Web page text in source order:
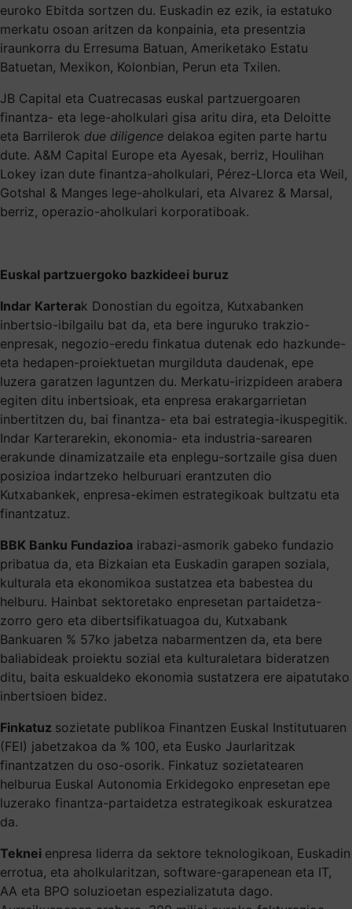
euroko Ebitda sortzen du. Euskadin ez ezik, ia estatuko
merkatu osoan aritzen da konpainia, eta presentzia
iraunkorra du Erresuma Batuan, Ameriketako Estatu
Batuetan, Mexikon, Kolonbian, Perun eta Txilen.
JB Capital eta Cuatrecasas euskal partzuergoaren
finantza- eta lege-aholkulari gisa aritu dira, eta Deloitte
eta Barrilerok due diligence delakoa egiten parte hartu
dute. A&M Capital Europe eta Ayesak, berriz, Houlihan
Lokey izan dute finantza-aholkulari, Pérez-Llorca eta Weil,
Gotshal & Manges lege-aholkulari, eta Alvarez & Marsal,
berriz, operazio-aholkulari korporatiboak.
Euskal partzuergoko bazkideei buruz
Indar Karterak Donostian du egoitza, Kutxabanken
inbertsio-ibilgailu bat da, eta bere inguruko trakzio-
enpresak, negozio-eredu finkatua dutenak edo hazkunde-
eta hedapen-proiektuetan murgilduta daudenak, epe
luzera garatzen laguntzen du. Merkatu-irizpideen arabera
egiten ditu inbertsioak, eta enpresa erakargarrietan
inbertitzen du, bai finantza- eta bai estrategia-ikuspegitik.
Indar Karterarekin, ekonomia- eta industria-sarearen
erakunde dinamizatzaile eta enplegu-sortzaile gisa duen
posizioa indartzeko helburuari erantzuten dio
Kutxabankek, enpresa-ekimen estrategikoak bultzatu eta
finantzatuz.
BBK Banku Fundazioa irabazi-asmorik gabeko fundazio
pribatua da, eta Bizkaian eta Euskadin garapen soziala,
kulturala eta ekonomikoa sustatzea eta babestea du
helburu. Hainbat sektoretako enpresetan partaidetza-
zorro gero eta dibertsifikatuagoa du, Kutxabank
Bankuaren % 57ko jabetza nabarmentzen da, eta bere
baliabideak proiektu sozial eta kulturaletara bideratzen
ditu, baita eskualdeko ekonomia sustatzera ere aipatutako
inbertsioen bidez.
Finkatuz sozietate publikoa Finantzen Euskal Institutuaren
(FEI) jabetzakoa da % 100, eta Eusko Jaurlaritzak
finantzatzen du oso-osorik. Finkatuz sozietatearen
helburua Euskal Autonomia Erkidegoko enpresetan epe
luzerako finantza-partaidetza estrategikoak eskuratzea
da.
Teknei enpresa liderra da sektore teknologikoan, Euskadin
errotua, eta aholkularitzan, software-garapenean eta IT,
AA eta BPO soluzioetan espezializatuta dago.